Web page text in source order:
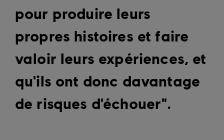
pour produire leurs
propres histoires et faire
valoir leurs expériences, et
qu'ils ont donc davantage
de risques d'échouer".